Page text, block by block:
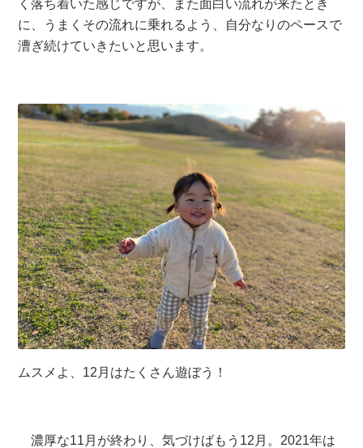
く落ち着いた感じですが、また面白い流れが来たとき
に、うまくその流れに乗れるよう、自分なりのペースで
漕ぎ続けていきたいと思います。
ムスメよ、12月はたくさん遊ぼう！
濃厚な11月が終わり、気づけばもう12月。2021年は